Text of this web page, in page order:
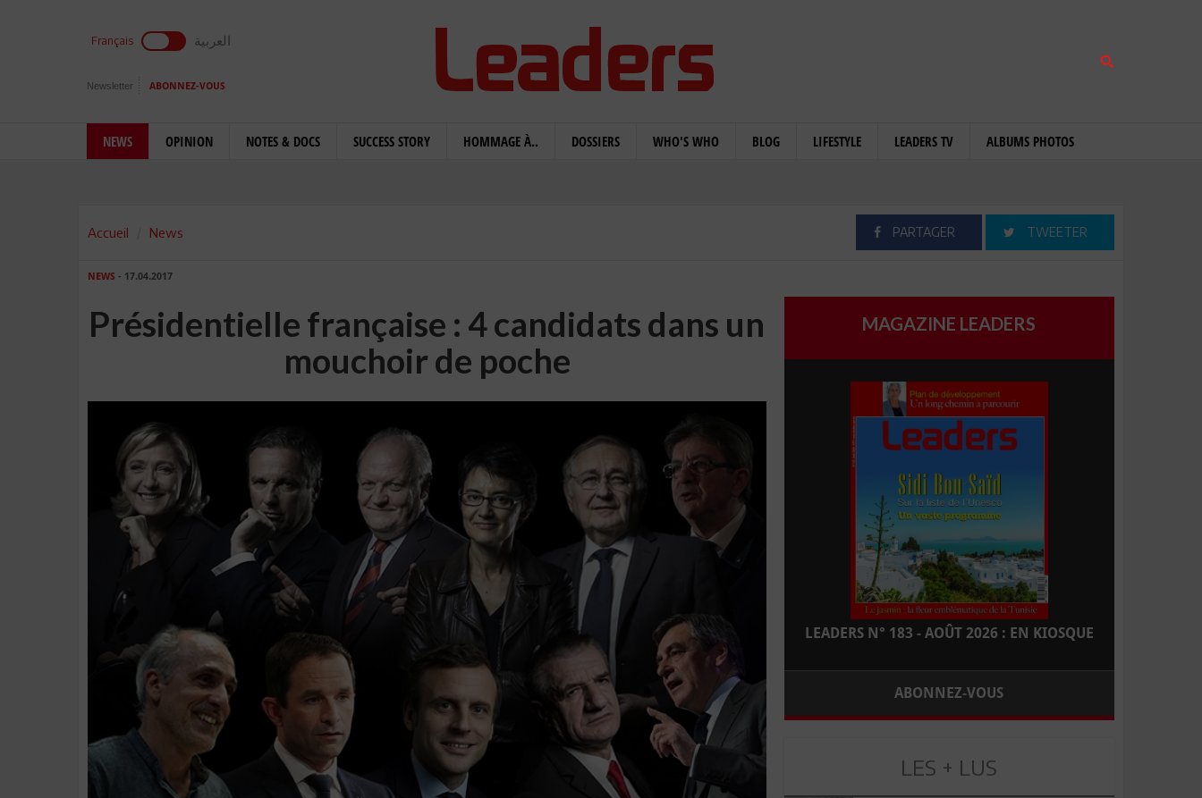
Français العربية
Newsletter ABONNEZ-VOUS
NEWS OPINION NOTES & DOCS SUCCESS STORY HOMMAGE À.. DOSSIERS WHO'S WHO BLOG LIFESTYLE LEADERS TV ALBUMS PHOTOS
Accueil News PARTAGER TWEETER
NEWS - 17.04.2017
Présidentielle française : 4 candidats dans un
mouchoir de poche
MAGAZINE LEADERS
LEADERS N° 183 - AOÛT 2026 : EN KIOSQUE
ABONNEZ-VOUS
LES + LUS